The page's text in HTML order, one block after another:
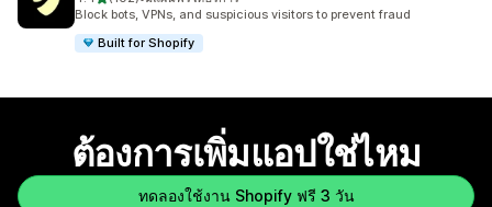
ทั้งหมด 102 รีวิว
Block bots, VPNs, and suspicious visitors to prevent fraud
Built for Shopify
ต้องการเพิ่มแอปใช่ไหม
ทดลองใช้งาน Shopify ฟรี 3 วัน